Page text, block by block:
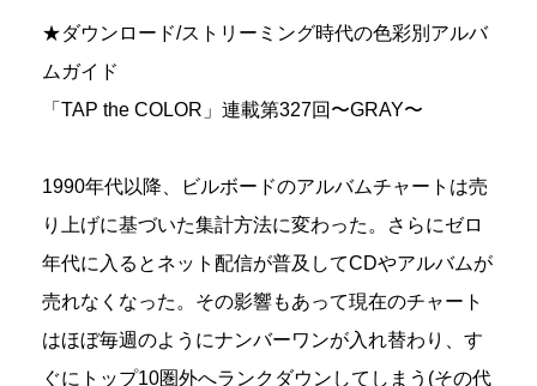
★ダウンロード/ストリーミング時代の色彩別アルバ
ムガイド
「TAP the COLOR」連載第327回〜GRAY〜
1990年代以降、ビルボードのアルバムチャートは売
り上げに基づいた集計方法に変わった。さらにゼロ
年代に入るとネット配信が普及してCDやアルバムが
売れなくなった。その影響もあって現在のチャート
はほぼ毎週のようにナンバーワンが入れ替わり、す
ぐにトップ10圏外へランクダウンしてしまう(その代